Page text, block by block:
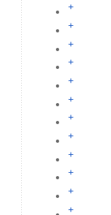
+
+
+
+
+
+
+
+
+
+
+
+